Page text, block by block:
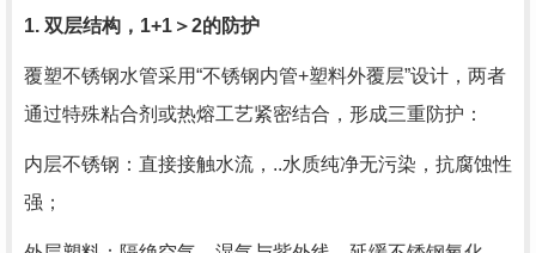
1. 双层结构，1+1＞2的防护
覆塑不锈钢水管采用“不锈钢内管+塑料外覆层”设计，两者
通过特殊粘合剂或热熔工艺紧密结合，形成三重防护：
内层不锈钢：直接接触水流，..水质纯净无污染，抗腐蚀性
强；